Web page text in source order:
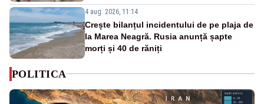
4 aug. 2026, 11:14
Crește bilanțul incidentului de pe plaja de
la Marea Neagră. Rusia anunță șapte
morți și 40 de răniți
POLITICA